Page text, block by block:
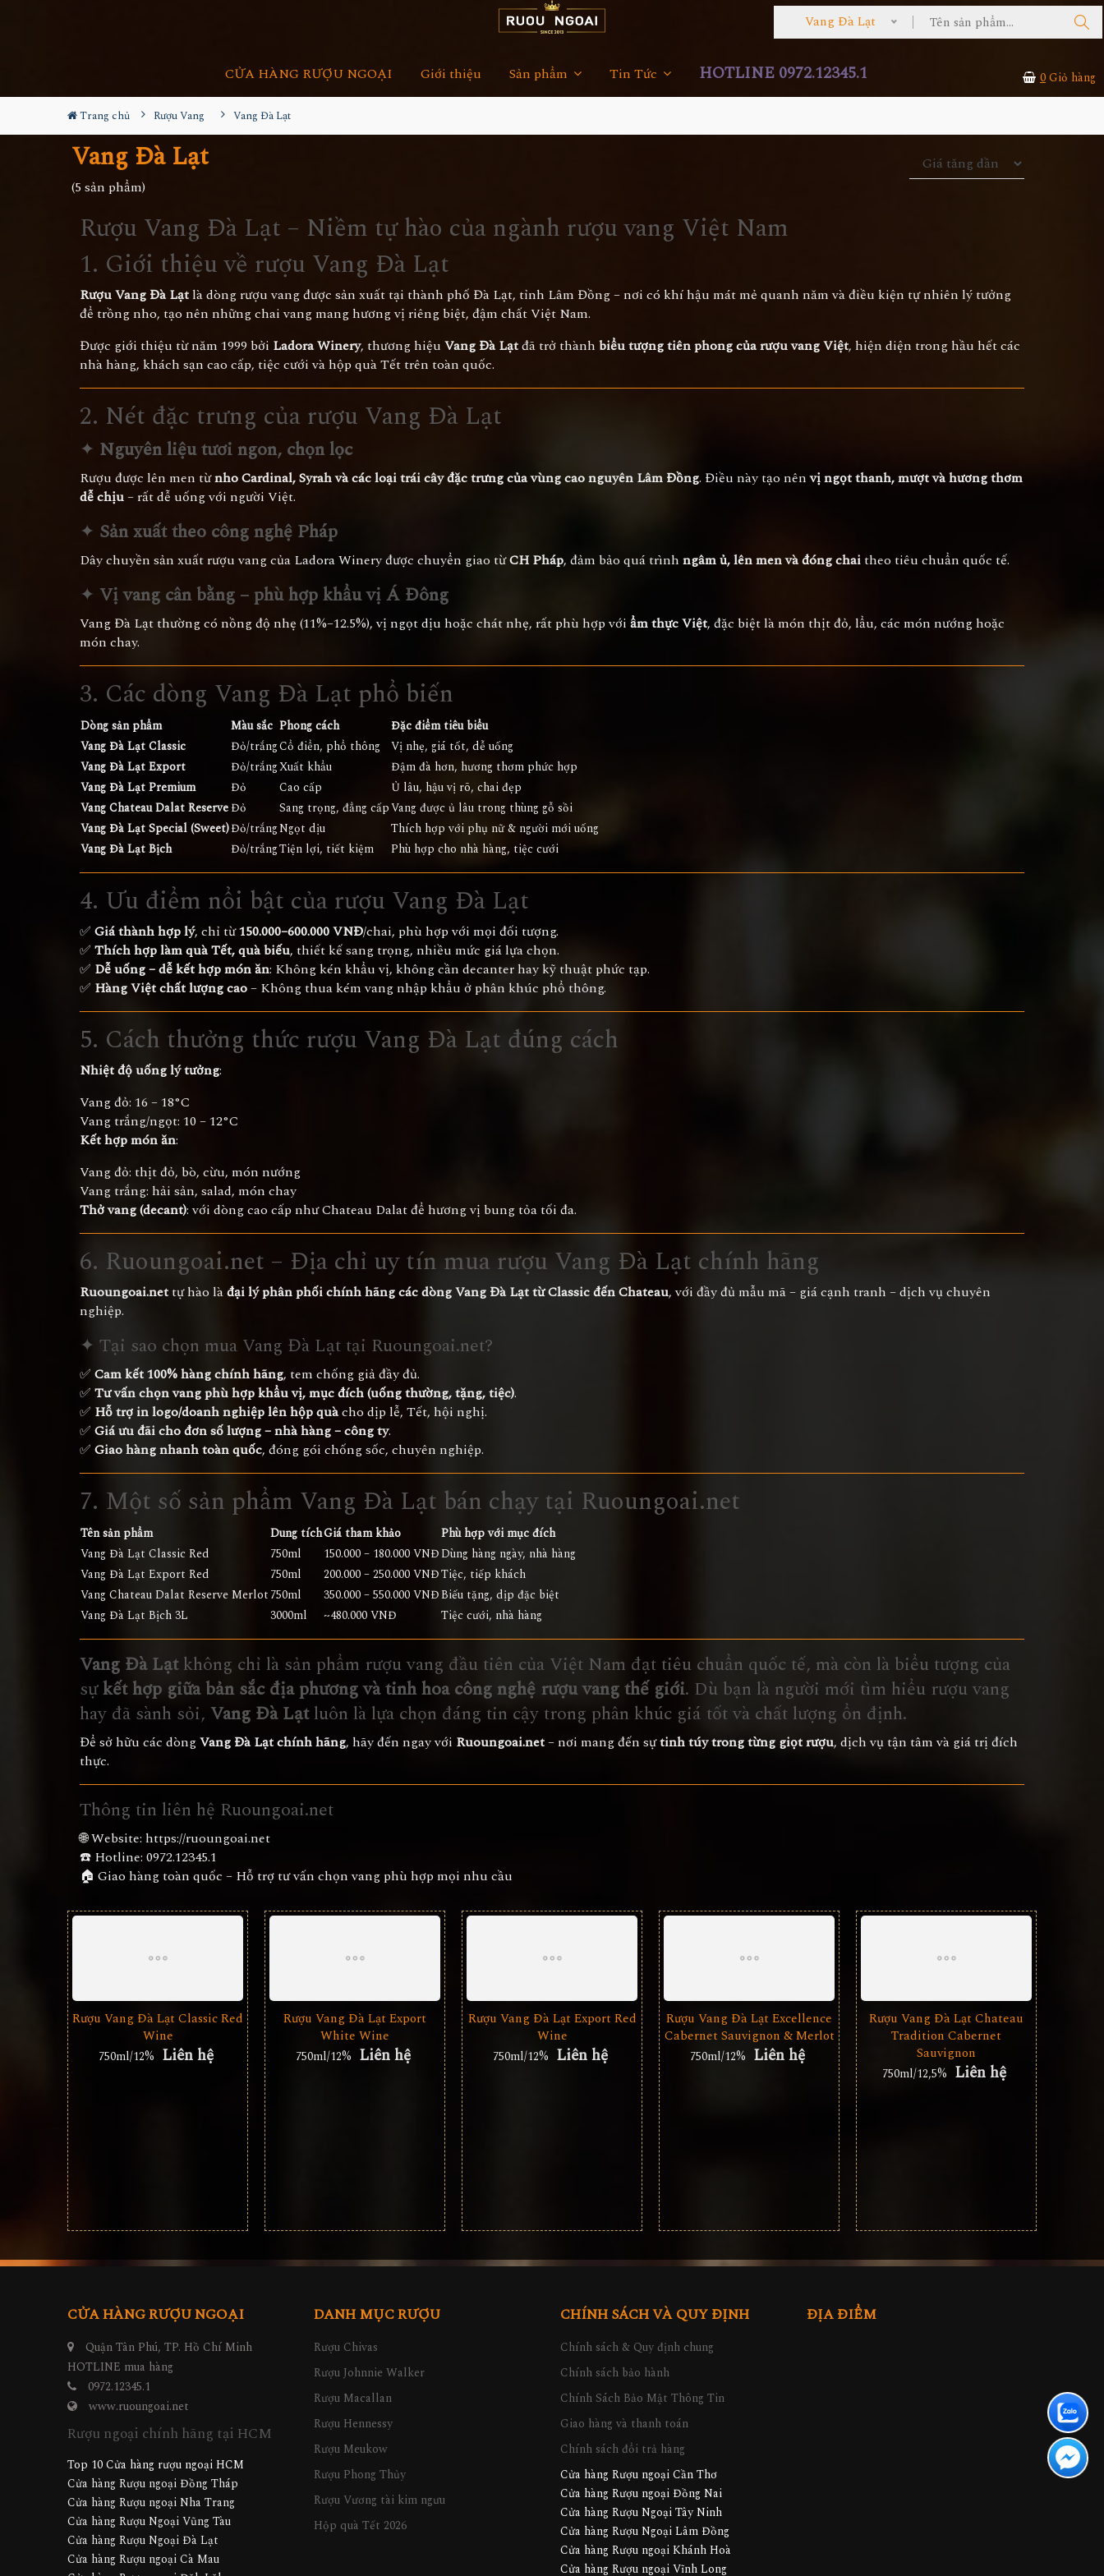
Vang Đà Lạt
CỬA HÀNG RƯỢU NGOẠI Giới thiệu Sản phẩm Tin Tức HOTLINE 0972.12345.1 0Giỏ hàng
Trang chủ Rượu Vang Vang Đà Lạt
Vang Đà Lạt
(5 sản phẩm)
Rượu Vang Đà Lạt – Niềm tự hào của ngành rượu vang Việt Nam
1. Giới thiệu về rượu Vang Đà Lạt
Rượu Vang Đà Lạtlà dòng rượu vang được sản xuất tại thành phố Đà Lạt, tỉnh Lâm Đồng – nơi có khí hậu mát mẻ quanh năm và điều kiện tự nhiên lý tưởng
để trồng nho, tạo nên những chai vang mang hương vị riêng biệt, đậm chất Việt Nam.
Được giới thiệu từ năm 1999 bởi Ladora Winery, thương hiệu Vang Đà Lạtđã trở thành biểu tượng tiên phong của rượu vang Việt, hiện diện trong hầu hết các
nhà hàng, khách sạn cao cấp, tiệc cưới và hộp quà Tết trên toàn quốc.
2. Nét đặc trưng của rượu Vang Đà Lạt
✦ Nguyên liệu tươi ngon, chọn lọc
Rượu được lên men từnho Cardinal, Syrah và các loại trái cây đặc trưng của vùng cao nguyên Lâm Đồng. Điều này tạo nênvị ngọt thanh, mượt và hương thơm
dễ chịu– rất dễ uống với người Việt.
✦ Sản xuất theo công nghệ Pháp
Dây chuyền sản xuất rượu vang của Ladora Winery được chuyển giao từCH Pháp, đảm bảo quá trình ngâm ủ, lên men và đóng chaitheo tiêu chuẩn quốc tế.
✦ Vị vang cân bằng – phù hợp khẩu vị Á Đông
Vang Đà Lạt thường có nồng độ nhẹ (11%–12.5%), vị ngọt dịu hoặc chát nhẹ, rất phù hợp với ẩm thực Việt, đặc biệt là món thịt đỏ, lẩu, các món nướng hoặc
món chay.
3. Các dòng Vang Đà Lạt phổ biến
Dòng sản phẩm Màu sắc Phong cách
Đặc điểm tiêu biểu
Vang Đà Lạt Classic
Đỏ/trắngCổ điển, phổ thông
Vị nhẹ, giá tốt, dễ uống
Vang Đà Lạt Export
Đỏ/trắngXuất khẩu
Đậm đà hơn, hương thơm phức hợp
Vang Đà Lạt Premium
Đỏ Cao cấp
Ủ lâu, hậu vị rõ, chai đẹp
Vang Chateau Dalat ReserveĐỏ Sang trọng, đẳng cấpVang được ủ lâu trong thùng gỗ sồi
Vang Đà Lạt Special (Sweet)Đỏ/trắngNgọt dịu
Thích hợp với phụ nữ & người mới uống
Vang Đà Lạt Bịch
Đỏ/trắngTiện lợi, tiết kiệm Phù hợp cho nhà hàng, tiệc cưới
4. Ưu điểm nổi bật của rượu Vang Đà Lạt
✅ Giá thành hợp lý, chỉ từ150.000–600.000 VNĐ/chai, phù hợp với mọi đối tượng.
✅ Thích hợp làm quà Tết, quà biếu, thiết kế sang trọng, nhiều mức giá lựa chọn.
✅ Dễ uống – dễ kết hợp món ăn: Không kén khẩu vị, không cần decanter hay kỹ thuật phức tạp.
✅ Hàng Việt chất lượng cao– Không thua kém vang nhập khẩu ở phân khúc phổ thông.
5. Cách thưởng thức rượu Vang Đà Lạt đúng cách
Nhiệt độ uống lý tưởng:
Vang đỏ: 16 – 18°C
Vang trắng/ngọt: 10 – 12°C
Kết hợp món ăn:
Vang đỏ: thịt đỏ, bò, cừu, món nướng
Vang trắng: hải sản, salad, món chay
Thở vang (decant): với dòng cao cấp như Chateau Dalat để hương vị bung tỏa tối đa.
6. Ruoungoai.net – Địa chỉ uy tín mua rượu Vang Đà Lạt chính hãng
Ruoungoai.nettự hào làđại lý phân phối chính hãng các dòng Vang Đà Lạt từ Classic đến Chateau, với đầy đủ mẫu mã – giá cạnh tranh – dịch vụ chuyên
nghiệp.
✦ Tại sao chọn mua Vang Đà Lạt tại Ruoungoai.net?
✅ Cam kết 100% hàng chính hãng, tem chống giả đầy đủ.
✅ Tư vấn chọn vang phù hợp khẩu vị, mục đích (uống thường, tặng, tiệc).
✅ Hỗ trợ in logo/doanh nghiệp lên hộp quàcho dịp lễ, Tết, hội nghị.
✅ Giá ưu đãi cho đơn số lượng – nhà hàng – công ty.
✅ Giao hàng nhanh toàn quốc, đóng gói chống sốc, chuyên nghiệp.
7. Một số sản phẩm Vang Đà Lạt bán chạy tại Ruoungoai.net
Tên sản phẩm Dung tíchGiá tham khảo
Phù hợp với mục đích
Vang Đà Lạt Classic Red
750ml 150.000 – 180.000 VNĐDùng hàng ngày, nhà hàng
Vang Đà Lạt Export Red
750ml 200.000 – 250.000 VNĐTiệc, tiếp khách
Vang Chateau Dalat Reserve Merlot750ml 350.000 – 550.000 VNĐBiếu tặng, dịp đặc biệt
Vang Đà Lạt Bịch 3L
3000ml ~480.000 VNĐ Tiệc cưới, nhà hàng
Vang Đà Lạtkhông chỉ là sản phẩm rượu vang đầu tiên của Việt Nam đạt tiêu chuẩn quốc tế, mà còn là biểu tượng của
sựkết hợp giữa bản sắc địa phương và tinh hoa công nghệ rượu vang thế giới. Dù bạn là người mới tìm hiểu rượu vang
hay đã sành sỏi, Vang Đà Lạtluôn là lựa chọn đáng tin cậy trong phân khúc giá tốt và chất lượng ổn định.
Để sở hữu các dòngVang Đà Lạt chính hãng, hãy đến ngay với Ruoungoai.net– nơi mang đến sựtinh túy trong từng giọt rượu, dịch vụ tận tâm và giá trị đích
thực.
Thông tin liên hệ Ruoungoai.net
🌐 Website: https://ruoungoai.net
☎️ Hotline: 0972.12345.1
🏠 Giao hàng toàn quốc – Hỗ trợ tư vấn chọn vang phù hợp mọi nhu cầu
Rượu Vang Đà Lạt Classic Red
Wine
750ml/12% Liên hệ
Rượu Vang Đà Lạt Export
White Wine
750ml/12% Liên hệ
Rượu Vang Đà Lạt Export Red
Wine
750ml/12% Liên hệ
Rượu Vang Đà Lạt Excellence
Cabernet Sauvignon & Merlot
750ml/12% Liên hệ
Rượu Vang Đà Lạt Chateau
Tradition Cabernet
Sauvignon
750ml/12,5% Liên hệ
CỬA HÀNG RƯỢU NGOẠI
Quận Tân Phú, TP. Hồ Chí Minh
HOTLINE mua hàng
0972.12345.1
www.ruoungoai.net
Rượu ngoại chính hãng tại HCM
Top 10 Cửa hàng rượu ngoại HCM
Cửa hàng Rượu ngoại Đồng Tháp
Cửa hàng Rượu ngoại Nha Trang
Cửa hàng Rượu Ngoại Vũng Tàu
Cửa hàng Rượu Ngoại Đà Lạt
Cửa hàng Rượu ngoại Cà Mau
DANH MỤC RƯỢU
Rượu Chivas
Rượu Johnnie Walker
Rượu Macallan
Rượu Hennessy
Rượu Meukow
Rượu Phong Thủy
Rượu Vương tài kim ngưu
Hộp quà Tết 2026
CHÍNH SÁCH VÀ QUY ĐỊNH
Chính sách & Quy định chung
Chính sách bảo hành
Chính Sách Bảo Mật Thông Tin
Giao hàng và thanh toán
Chính sách đổi trả hàng
Cửa hàng Rượu ngoại Cần Thơ
Cửa hàng Rượu ngoại Đồng Nai
Cửa hàng Rượu Ngoại Tây Ninh
Cửa hàng Rượu Ngoại Lâm Đồng
Cửa hàng Rượu ngoại Khánh Hoà
Cửa hàng Rượu ngoại Vĩnh Long
ĐỊA ĐIỂM